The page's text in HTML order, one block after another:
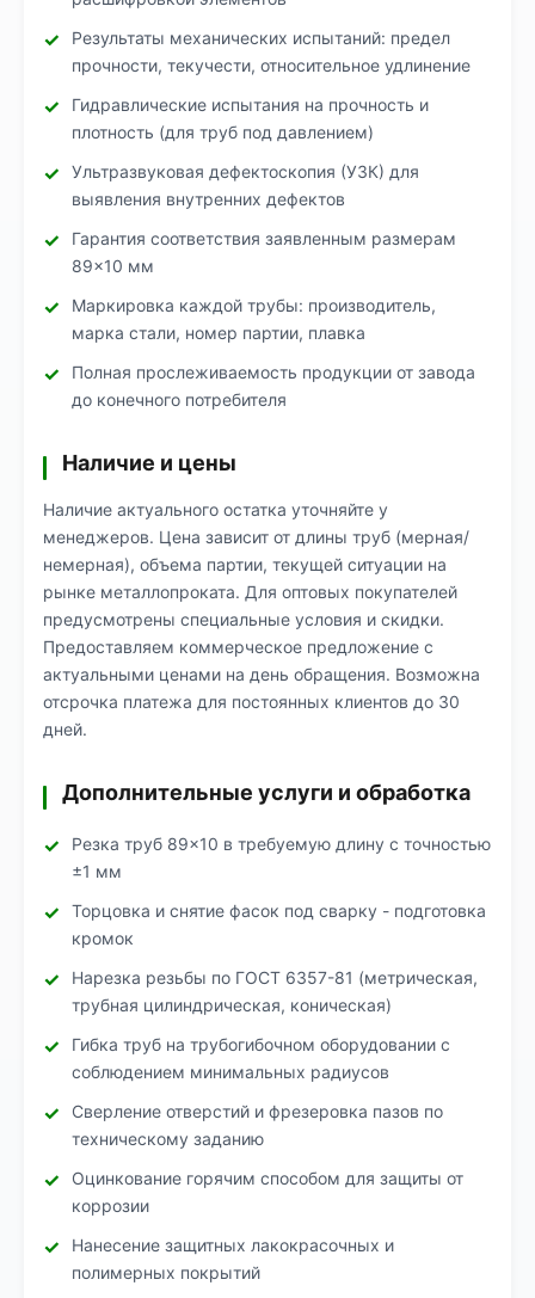
Результаты механических испытаний: предел
прочности, текучести, относительное удлинение
Гидравлические испытания на прочность и
плотность (для труб под давлением)
Ультразвуковая дефектоскопия (УЗК) для
выявления внутренних дефектов
Гарантия соответствия заявленным размерам
89×10 мм
Маркировка каждой трубы: производитель,
марка стали, номер партии, плавка
Полная прослеживаемость продукции от завода
до конечного потребителя
Наличие и цены
Наличие актуального остатка уточняйте у
менеджеров. Цена зависит от длины труб (мерная/
немерная), объема партии, текущей ситуации на
рынке металлопроката. Для оптовых покупателей
предусмотрены специальные условия и скидки.
Предоставляем коммерческое предложение с
актуальными ценами на день обращения. Возможна
отсрочка платежа для постоянных клиентов до 30
дней.
Дополнительные услуги и обработка
Резка труб 89×10 в требуемую длину с точностью
±1 мм
Торцовка и снятие фасок под сварку - подготовка
кромок
Нарезка резьбы по ГОСТ 6357-81 (метрическая,
трубная цилиндрическая, коническая)
Гибка труб на трубогибочном оборудовании с
соблюдением минимальных радиусов
Сверление отверстий и фрезеровка пазов по
техническому заданию
Оцинкование горячим способом для защиты от
коррозии
Нанесение защитных лакокрасочных и
полимерных покрытий